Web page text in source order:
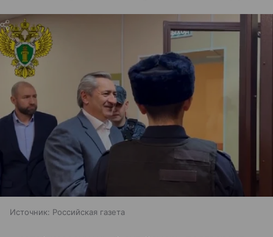
Источник: Российская газета